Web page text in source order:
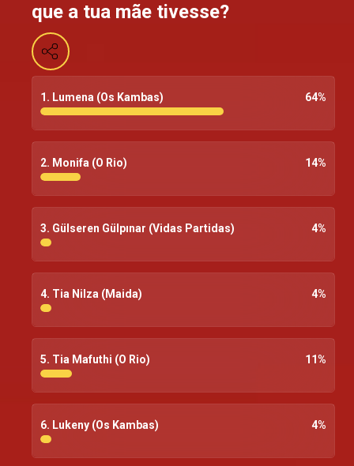
que a tua mãe tivesse?
1. Lumena (Os Kambas) 64%
2. Monifa (O Rio) 14%
3. Gülseren Gülpınar (Vidas Partidas) 4%
4. Tia Nilza (Maida) 4%
5. Tia Mafuthi (O Rio) 11%
6. Lukeny (Os Kambas) 4%